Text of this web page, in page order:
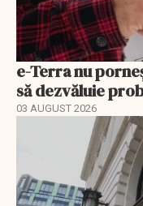
e-Terra nu
să dezvăluie
03 AUGUST 2026